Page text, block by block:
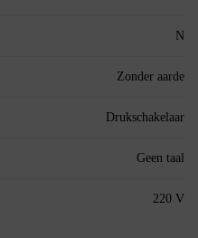
N
Zonder aarde
Drukschakelaar
Geen taal
220 V